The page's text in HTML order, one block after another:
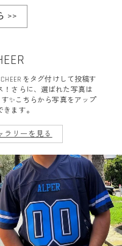
>>
をタグ付けして投稿す
！さらに、選ばれた写真は
✨こちらから写真をアップ
ます。
ラリーを見る